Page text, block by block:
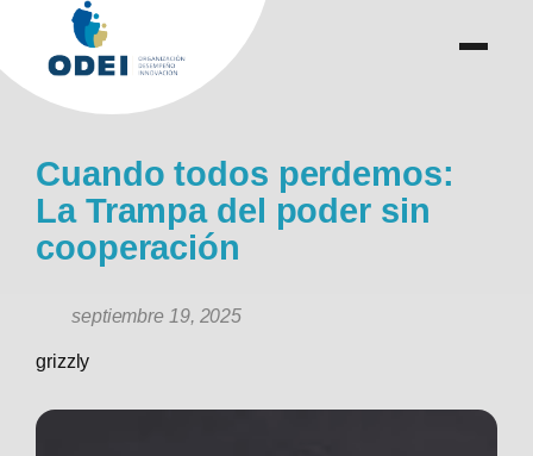
contenido
menu
.
Cuando todos perdemos:
La Trampa del poder sin
cooperación
septiembre 19, 2025
grizzly